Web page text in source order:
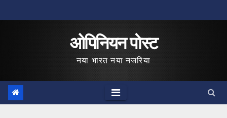
to
ओपिनियन पोस्ट
नया भारत नया नजरिया